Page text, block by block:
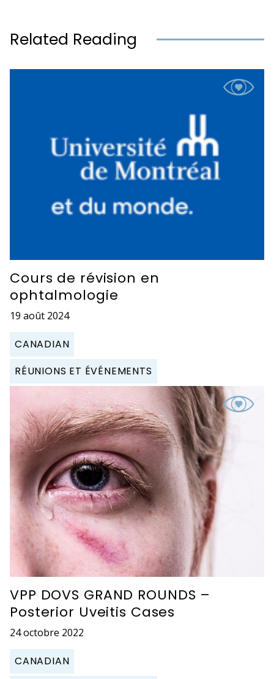
Related Reading
Cours de révision en
ophtalmologie
19 août 2024
CANADIAN
RÉUNIONS ET ÉVÉNEMENTS
VPP DOVS GRAND ROUNDS –
Posterior Uveitis Cases
24 octobre 2022
CANADIAN